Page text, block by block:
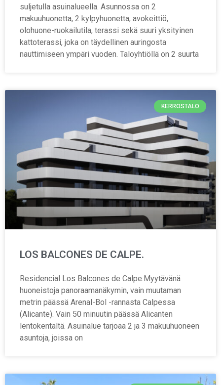
suljetulla asuinalueella. Asunnossa on 2
makuuhuonetta, 2 kylpyhuonetta, avokeittiö,
olohuone-ruokailutila, terassi sekä suuri yksityinen
kattoterassi, joka on täydellinen auringosta
nauttimiseen ympäri vuoden. Taloyhtiöllä on 2 suurta
KERROSTALO
LOS BALCONES DE CALPE.
Residencial Los Balcones de Calpe.Myytävänä
huoneistoja panoraamanäkymin, vain muutaman
metrin päässä Arenal-Bol -rannasta Calpessa
(Alicante). Vain 50 minuutin päässä Alicanten
lentokentältä. Asuinalue tarjoaa 2 ja 3 makuuhuoneen
asuntoja, joissa on